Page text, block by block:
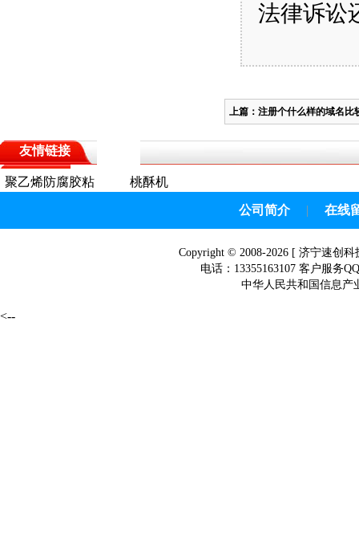
法律诉讼
上篇： 注册个什么样的域名比
友情链接
聚乙烯防腐胶粘
桃酥机
公司简介 | 在线
Copyright © 2008-2026 [ 济宁速创科
电话：13355163107 客户服务
中华人民共和国信息产
<--